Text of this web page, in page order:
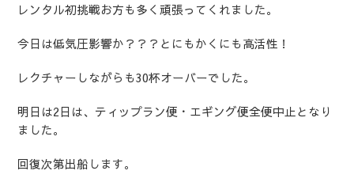
レンタル初挑戦お方も多く頑張ってくれました。
今日は低気圧影響か？？？とにもかくにも高活性！
レクチャーしながらも30杯オーバーでした。
明日は2日は、ティップラン便・エギング便全便中止となり
ました。
回復次第出船します。